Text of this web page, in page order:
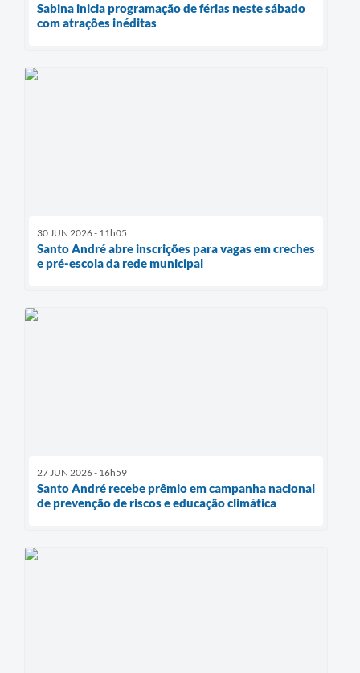
Sabina inicia programação de férias neste sábado
com atrações inéditas
30 JUN 2026 - 11h05
Santo André abre inscrições para vagas em creches
e pré-escola da rede municipal
27 JUN 2026 - 16h59
Santo André recebe prêmio em campanha nacional
de prevenção de riscos e educação climática